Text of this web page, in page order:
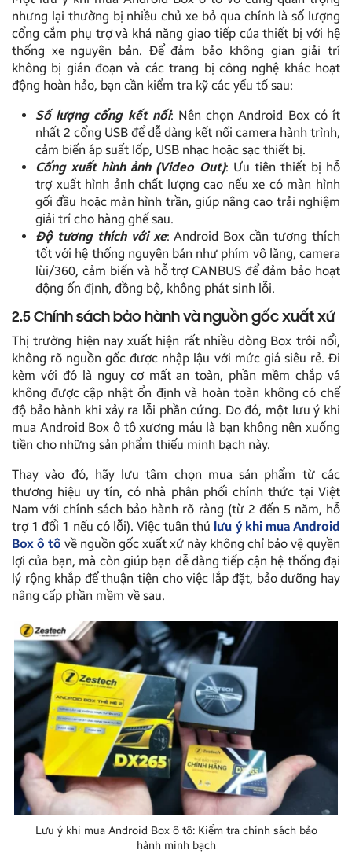
nhưng lại thường bị nhiều chủ xe bỏ qua chính là số lượng
cổng cắm phụ trợ và khả năng giao tiếp của thiết bị với hệ
thống xe nguyên bản. Để đảm bảo không gian giải trí
không bị gián đoạn và các trang bị công nghệ khác hoạt
động hoàn hảo, bạn cần kiểm tra kỹ các yếu tố sau:
Số lượng cổng kết nối: Nên chọn Android Box có ít
nhất 2 cổng USB để dễ dàng kết nối camera hành trình,
cảm biến áp suất lốp, USB nhạc hoặc sạc thiết bị.
Cổng xuất hình ảnh (Video Out): Ưu tiên thiết bị hỗ
trợ xuất hình ảnh chất lượng cao nếu xe có màn hình
gối đầu hoặc màn hình trần, giúp nâng cao trải nghiệm
giải trí cho hàng ghế sau.
Độ tương thích với xe: Android Box cần tương thích
tốt với hệ thống nguyên bản như phím vô lăng, camera
lùi/360, cảm biến và hỗ trợ CANBUS để đảm bảo hoạt
động ổn định, đồng bộ, không phát sinh lỗi.
2.5 Chính sách bảo hành và nguồn gốc xuất xứ
Thị trường hiện nay xuất hiện rất nhiều dòng Box trôi nổi,
không rõ nguồn gốc được nhập lậu với mức giá siêu rẻ. Đi
kèm với đó là nguy cơ mất an toàn, phần mềm chắp vá
không được cập nhật ổn định và hoàn toàn không có chế
độ bảo hành khi xảy ra lỗi phần cứng. Do đó, một lưu ý khi
mua Android Box ô tô xương máu là bạn không nên xuống
tiền cho những sản phẩm thiếu minh bạch này.
Thay vào đó, hãy lưu tâm chọn mua sản phẩm từ các
thương hiệu uy tín, có nhà phân phối chính thức tại Việt
Nam với chính sách bảo hành rõ ràng (từ 2 đến 5 năm, hỗ
trợ 1 đổi 1 nếu có lỗi). Việc tuân thủ lưu ý khi mua Android
Box ô tô về nguồn gốc xuất xứ này không chỉ bảo vệ quyền
lợi của bạn, mà còn giúp bạn dễ dàng tiếp cận hệ thống đại
lý rộng khắp để thuận tiện cho việc lắp đặt, bảo dưỡng hay
nâng cấp phần mềm về sau.
Lưu ý khi mua Android Box ô tô: Kiểm tra chính sách bảo
hành minh bạch